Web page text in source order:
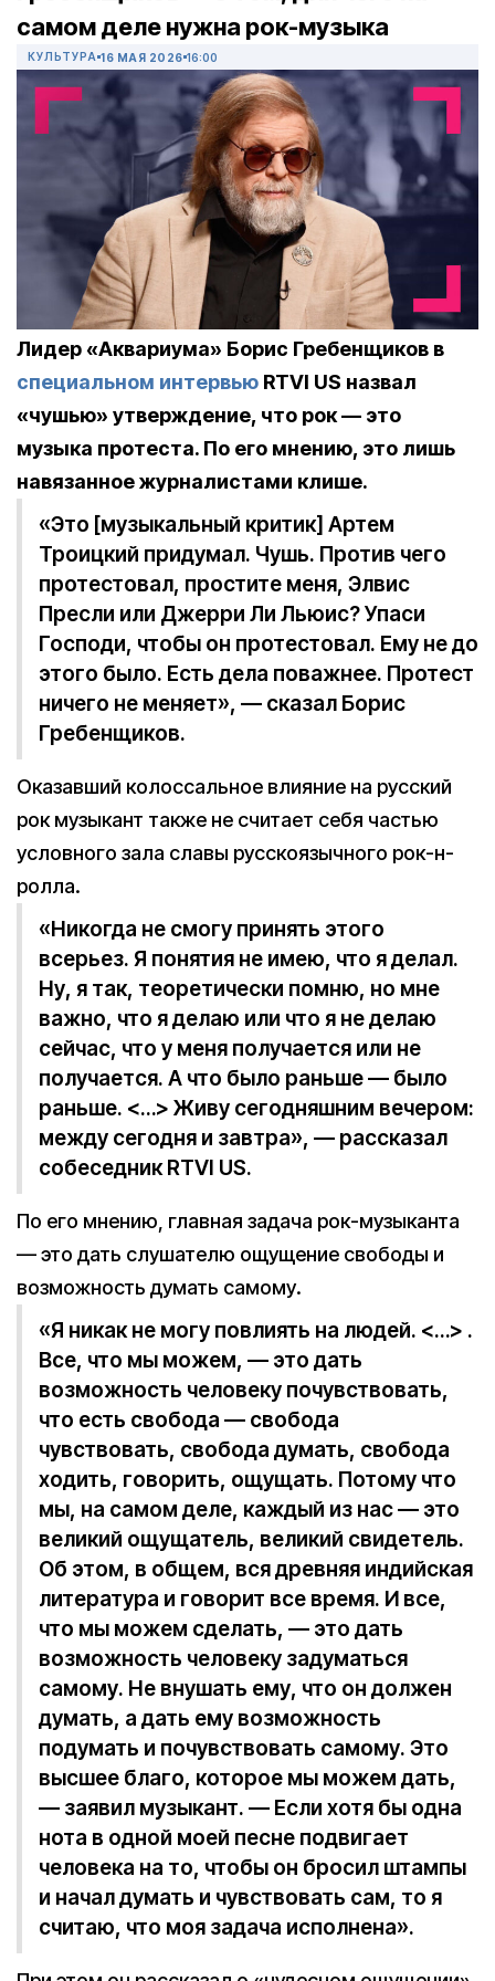
самом деле нужна рок-музыка
КУЛЬТУРА 16 МАЯ 2026 16:00
Лидер «Аквариума» Борис Гребенщиков в
специальном интервью RTVI US назвал
«чушью» утверждение, что рок — это
музыка протеста. По его мнению, это лишь
навязанное журналистами клише.
«Это [музыкальный критик] Артем
Троицкий придумал. Чушь. Против чего
протестовал, простите меня, Элвис
Пресли или Джерри Ли Льюис? Упаси
Господи, чтобы он протестовал. Ему не до
этого было. Есть дела поважнее. Протест
ничего не меняет», — сказал Борис
Гребенщиков.
Оказавший колоссальное влияние на русский
рок музыкант также не считает себя частью
условного зала славы русскоязычного рок-н-
ролла.
«Никогда не смогу принять этого
всерьез. Я понятия не имею, что я делал.
Ну, я так, теоретически помню, но мне
важно, что я делаю или что я не делаю
сейчас, что у меня получается или не
получается. А что было раньше — было
раньше. <…> Живу сегодняшним вечером:
между сегодня и завтра», — рассказал
собеседник RTVI US.
По его мнению, главная задача рок-музыканта
— это дать слушателю ощущение свободы и
возможность думать самому.
«Я никак не могу повлиять на людей. <…> .
Все, что мы можем, — это дать
возможность человеку почувствовать,
что есть свобода — свобода
чувствовать, свобода думать, свобода
ходить, говорить, ощущать. Потому что
мы, на самом деле, каждый из нас — это
великий ощущатель, великий свидетель.
Об этом, в общем, вся древняя индийская
литература и говорит все время. И все,
что мы можем сделать, — это дать
возможность человеку задуматься
самому. Не внушать ему, что он должен
думать, а дать ему возможность
подумать и почувствовать самому. Это
высшее благо, которое мы можем дать,
— заявил музыкант. — Если хотя бы одна
нота в одной моей песне подвигает
человека на то, чтобы он бросил штампы
и начал думать и чувствовать сам, то я
считаю, что моя задача исполнена».